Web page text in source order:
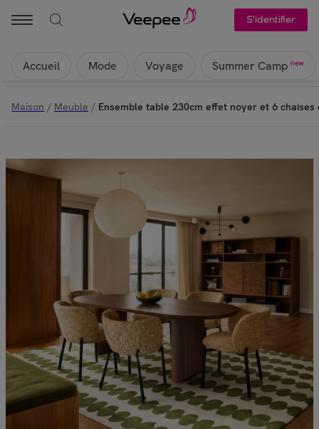
S'identifier
Accueil Mode Voyage Summer Camp new
Maison / Meuble / Ensemble table 230cm effet noyer et 6 chaises